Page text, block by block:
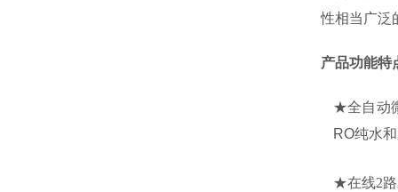
性相当广泛
产品功能特
★全自动
RO纯水
★在线2路